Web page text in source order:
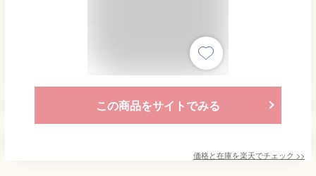
この商品をサイトでみる
価格と在庫を楽天でチェック >>